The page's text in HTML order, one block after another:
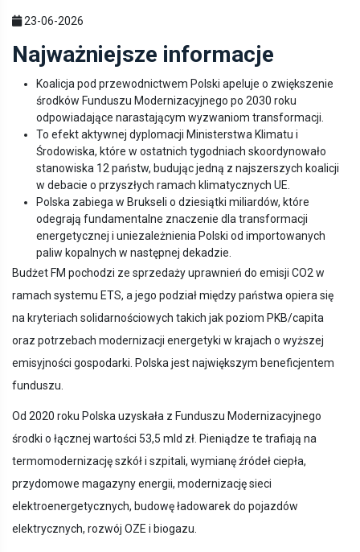
23-06-2026
Najważniejsze informacje
Koalicja pod przewodnictwem Polski apeluje o zwiększenie
środków Funduszu Modernizacyjnego po 2030 roku
odpowiadające narastającym wyzwaniom transformacji.
To efekt aktywnej dyplomacji Ministerstwa Klimatu i
Środowiska, które w ostatnich tygodniach skoordynowało
stanowiska 12 państw, budując jedną z najszerszych koalicji
w debacie o przyszłych ramach klimatycznych UE.
Polska zabiega w Brukseli o dziesiątki miliardów, które
odegrają fundamentalne znaczenie dla transformacji
energetycznej i uniezależnienia Polski od importowanych
paliw kopalnych w następnej dekadzie.
Budżet FM pochodzi ze sprzedaży uprawnień do emisji CO2 w
ramach systemu ETS, a jego podział między państwa opiera się
na kryteriach solidarnościowych takich jak poziom PKB/capita
oraz potrzebach modernizacji energetyki w krajach o wyższej
emisyjności gospodarki. Polska jest największym beneficjentem
funduszu.
Od 2020 roku Polska uzyskała z Funduszu Modernizacyjnego
środki o łącznej wartości 53,5 mld zł. Pieniądze te trafiają na
termomodernizację szkół i szpitali, wymianę źródeł ciepła,
przydomowe magazyny energii, modernizację sieci
elektroenergetycznych, budowę ładowarek do pojazdów
elektrycznych, rozwój OZE i biogazu.